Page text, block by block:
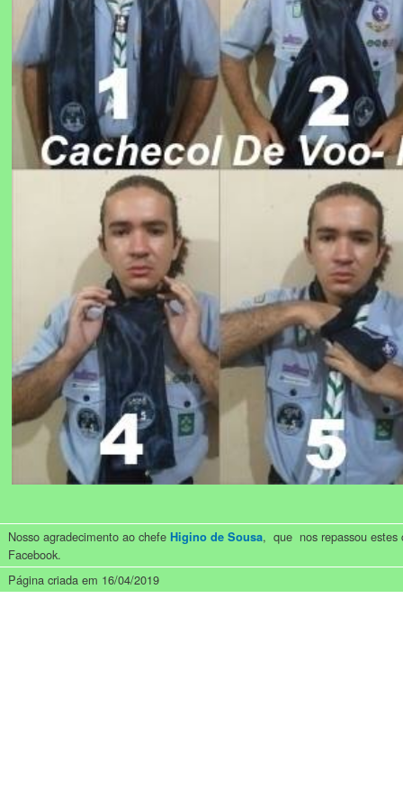
Nosso agradecimento ao chefe Higino de Sousa, que nos repassou estes
Facebook.
Página criada em 16/04/2019